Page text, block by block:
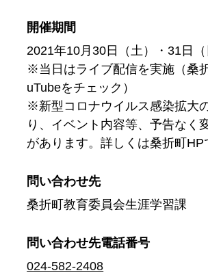
開催期間
2021年10月30日（土）・31日（
※当日はライブ配信を実施（桑
uTubeをチェック）
※新型コロナウイルス感染拡大
り、イベント内容等、予告なく
があります。詳しくは桑折町HP
問い合わせ先
桑折町教育委員会生涯学習課
問い合わせ先電話番号
024-582-2408